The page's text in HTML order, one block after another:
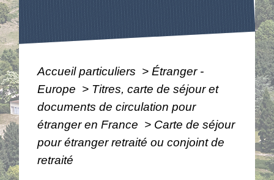
Accueil particuliers > Étranger -
Europe > Titres, carte de séjour et
documents de circulation pour
étranger en France > Carte de séjour
pour étranger retraité ou conjoint de
retraité